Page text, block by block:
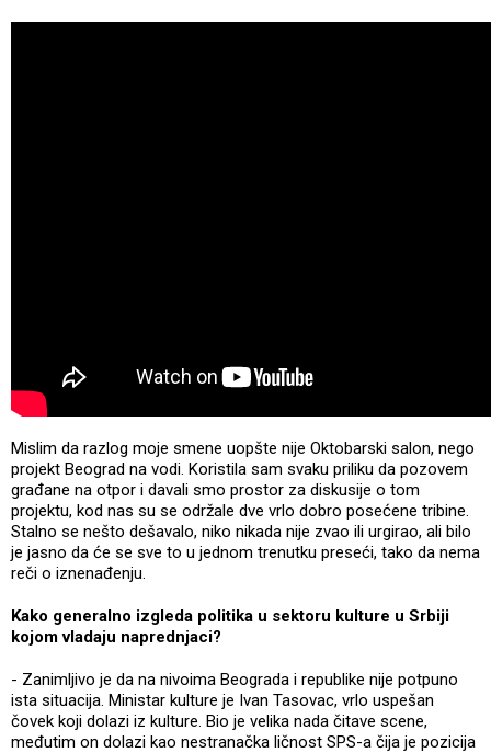
Mislim da razlog moje smene uopšte nije Oktobarski salon, nego
projekt Beograd na vodi. Koristila sam svaku priliku da pozovem
građane na otpor i davali smo prostor za diskusije o tom
projektu, kod nas su se održale dve vrlo dobro posećene tribine.
Stalno se nešto dešavalo, niko nikada nije zvao ili urgirao, ali bilo
je jasno da će se sve to u jednom trenutku preseći, tako da nema
reči o iznenađenju.
Kako generalno izgleda politika u sektoru kulture u Srbiji
kojom vladaju naprednjaci?
- Zanimljivo je da na nivoima Beograda i republike nije potpuno
ista situacija. Ministar kulture je Ivan Tasovac, vrlo uspešan
čovek koji dolazi iz kulture. Bio je velika nada čitave scene,
međutim on dolazi kao nestranačka ličnost SPS-a čija je pozicija